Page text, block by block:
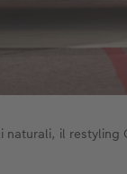
il restyling